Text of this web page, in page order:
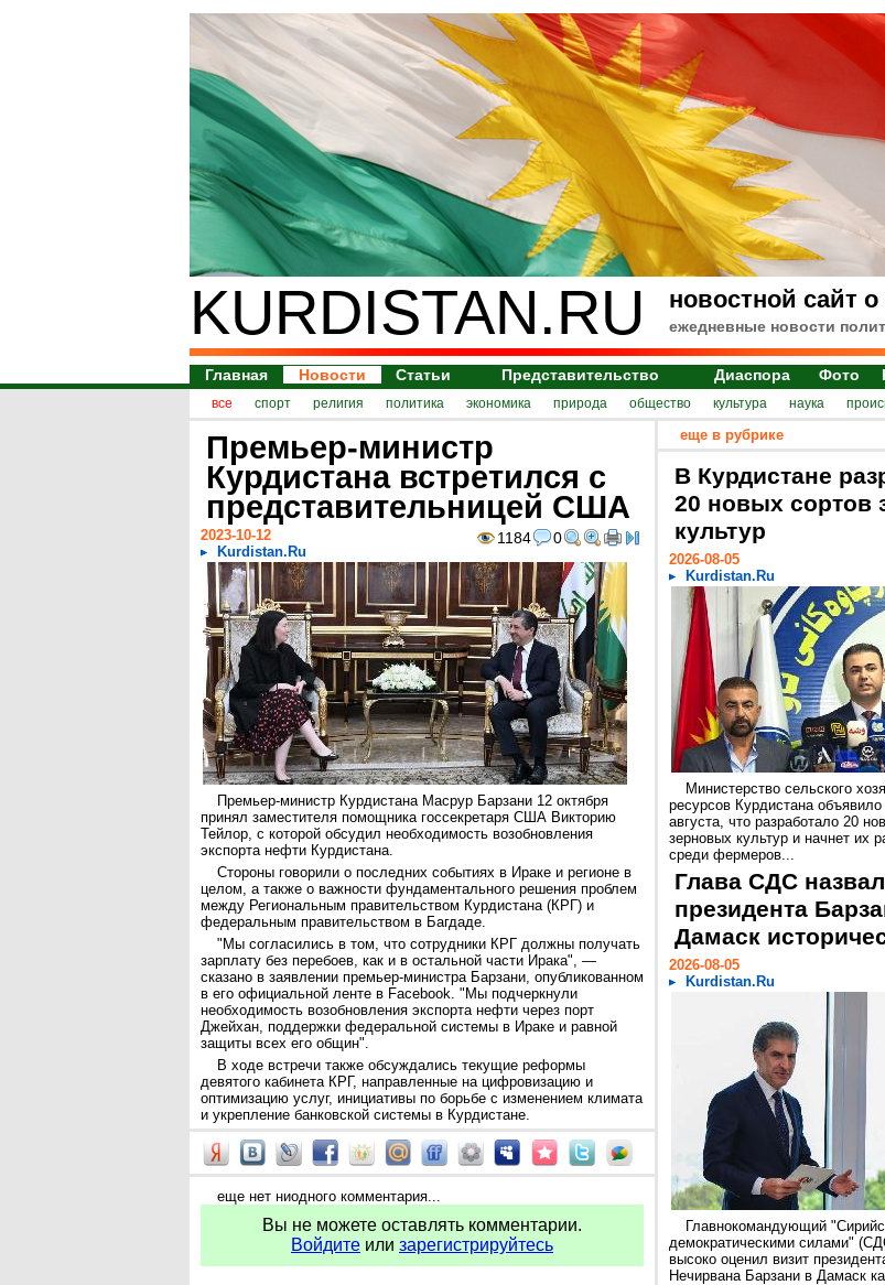
KURDISTAN.RU новостной сайт
ежедневные новости
Главная Новости Статьи Представительство Диаспора Фото
все спорт религия политика экономика природа общество культура наука
Премьер-министр
Курдистана встретился с
представительницей США
1184 0
2023-10-12
Kurdistan.Ru
Премьер-министр Курдистана Масрур Барзани 12 октября
принял заместителя помощника госсекретаря США Викторию
Тейлор, с которой обсудил необходимость возобновления
экспорта нефти Курдистана.
Стороны говорили о последних событиях в Ираке и регионе в
целом, а также о важности фундаментального решения проблем
между Региональным правительством Курдистана (КРГ) и
федеральным правительством в Багдаде.
"Мы согласились в том, что сотрудники КРГ должны получать
зарплату без перебоев, как и в остальной части Ирака", —
сказано в заявлении премьер-министра Барзани, опубликованном
в его официальной ленте в Facebook. "Мы подчеркнули
необходимость возобновления экспорта нефти через порт
Джейхан, поддержки федеральной системы в Ираке и равной
защиты всех его общин".
В ходе встречи также обсуждались текущие реформы
девятого кабинета КРГ, направленные на цифровизацию и
оптимизацию услуг, инициативы по борьбе с изменением климата
и укрепление банковской системы в Курдистане.
еще нет ниодного комментария...
Вы не можете оставлять комментарии.
Войдите или зарегистрируйтесь
еще в рубрике
В Курдистане
20 новых сортов
культур
2026-08-05
Kurdistan.Ru
Министерство сельского
ресурсов Курдистана объявило
августа, что разработало 20
зерновых культур и начнет их
среди фермеров...
Глава СДС
президента
Дамаск
2026-08-05
Kurdistan.Ru
Главнокомандующий
демократическими силами"
высоко оценил визит
Нечирвана Барзани в Дамаск